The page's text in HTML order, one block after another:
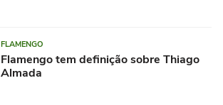
FLAMENGO
Flamengo tem definição sobre Thiago
Almada